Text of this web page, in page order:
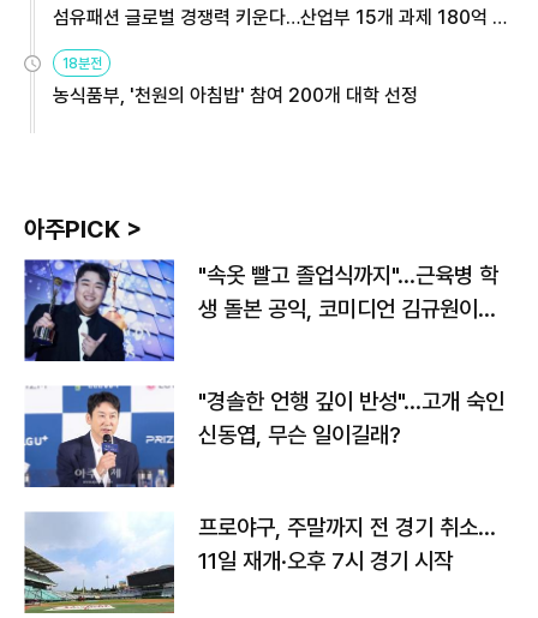
섬유패션 글로벌 경쟁력 키운다…산업부 15개 과제 180억 지
원
18분전
농식품부, '천원의 아침밥' 참여 200개 대학 선정
아주PICK >
"속옷 빨고 졸업식까지"…근육병 학
생 돌본 공익, 코미디언 김규원이었
"경솔한 언행 깊이 반성"…고개 숙인
신동엽, 무슨 일이길래?
프로야구, 주말까지 전 경기 취소…
11일 재개·오후 7시 경기 시작